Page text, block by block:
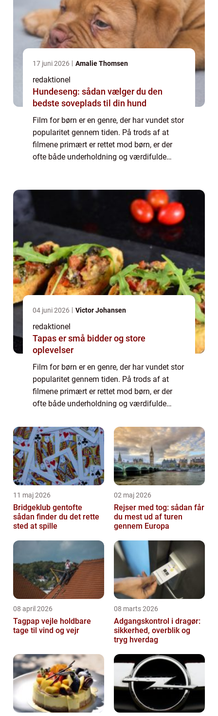
17 juni 2026 Amalie Thomsen
redaktionel
Hundeseng: sådan vælger du den
bedste soveplads til din hund
Film for børn er en genre, der har vundet stor
popularitet gennem tiden. På trods af at
filmene primært er rettet mod børn, er der
ofte både underholdning og værdifulde
04 juni 2026 Victor Johansen
redaktionel
Tapas er små bidder og store
oplevelser
Film for børn er en genre, der har vundet stor
popularitet gennem tiden. På trods af at
filmene primært er rettet mod børn, er der
ofte både underholdning og værdifulde
disse film. I denne artikel vil vi d...
11 maj 2026
Bridgeklub gentofte
sådan finder du det rette
sted at spille
02 maj 2026
Rejser med tog: sådan får
du mest ud af turen
gennem Europa
08 april 2026
Tagpap vejle holdbare
tage til vind og vejr
08 marts 2026
Adgangskontrol i dragør:
sikkerhed, overblik og
tryg hverdag